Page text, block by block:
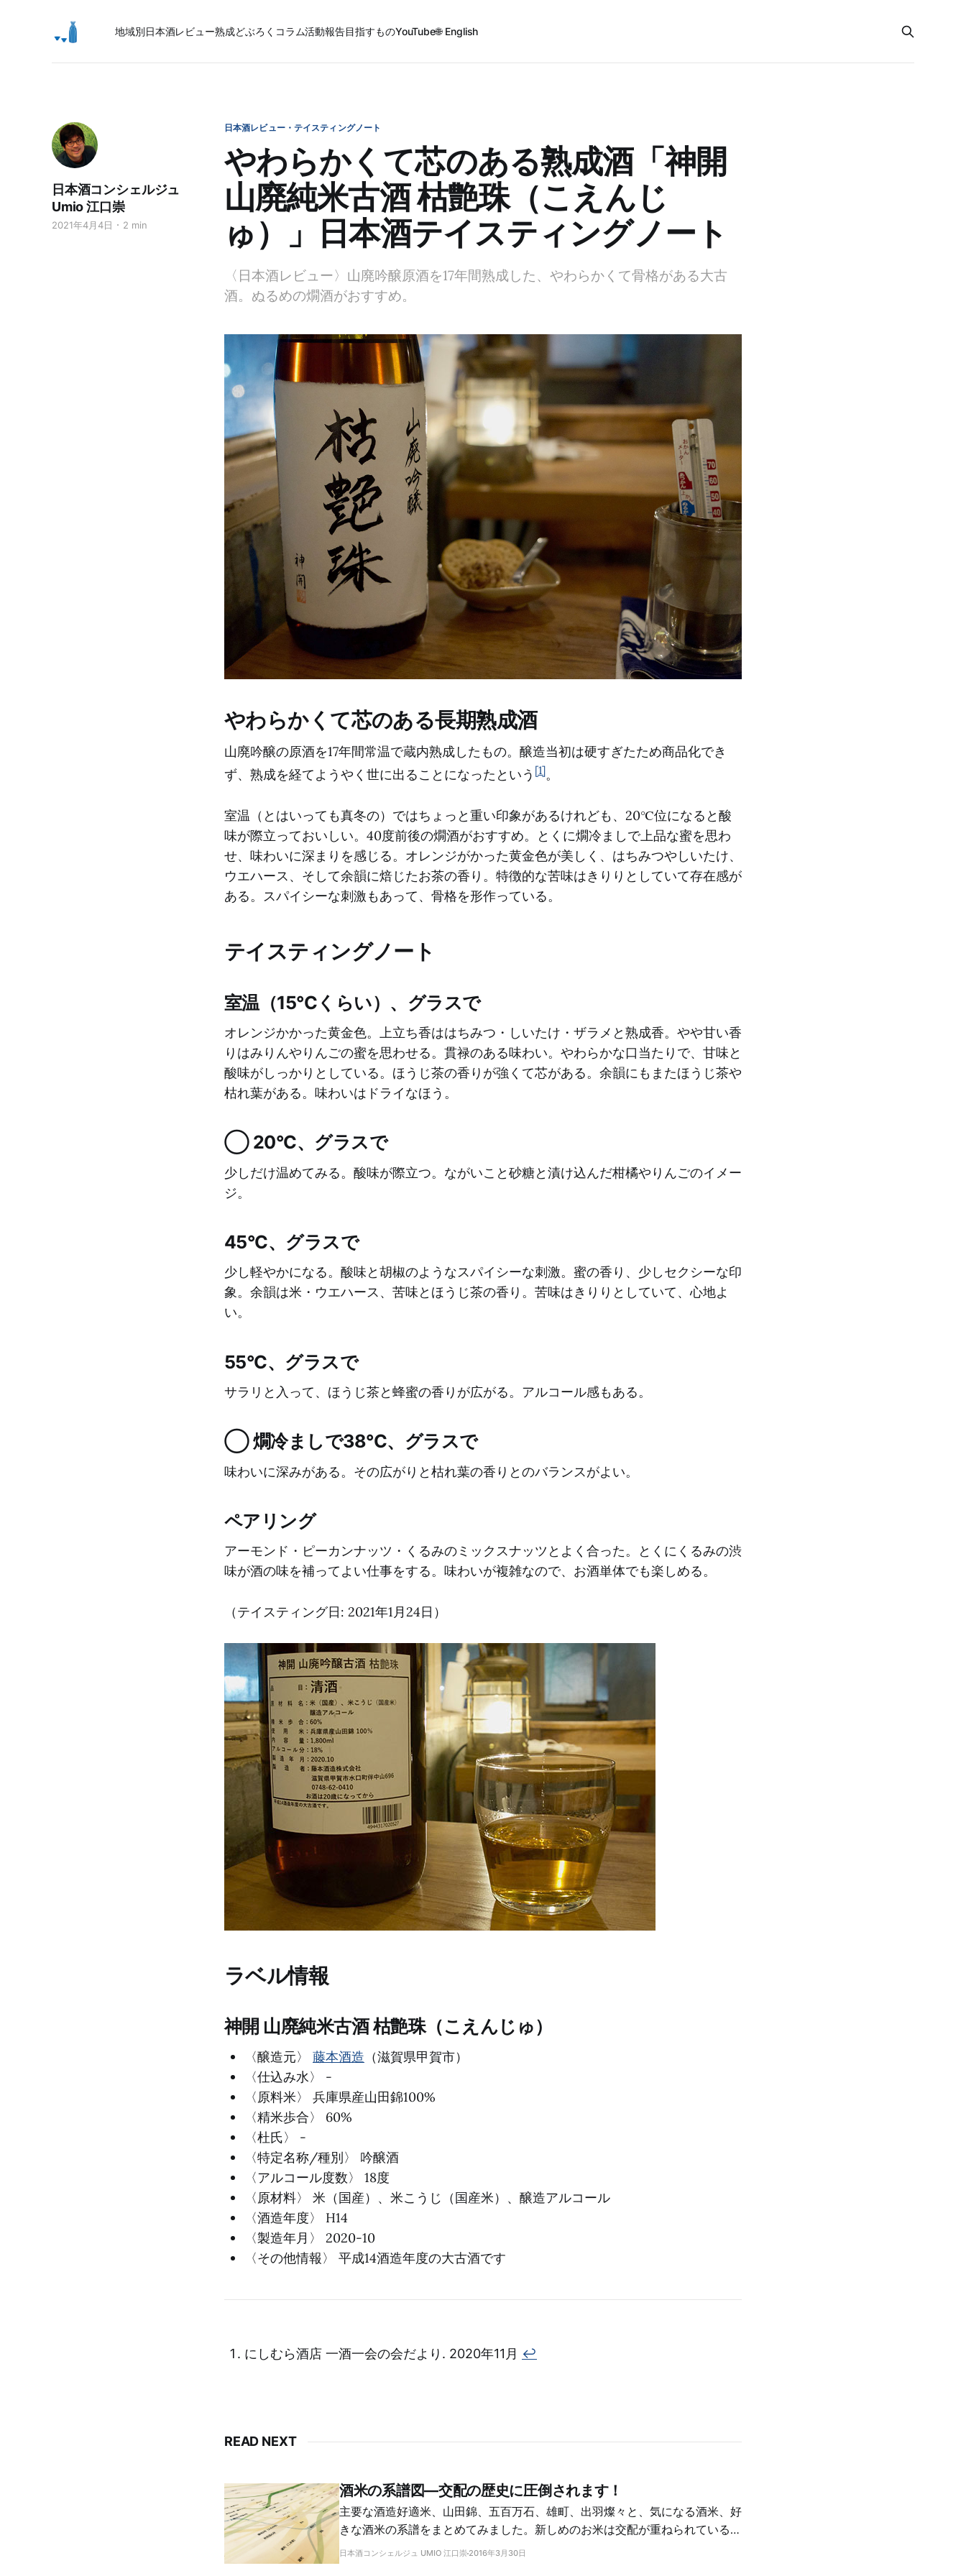
地域別日本酒レビュー熟成どぶろく コラム活動報告目指すものYouTube🌐 English
日本酒レビュー・テイスティングノート
やわらかくて芯のある熟成酒「神開
山廃純米古酒 枯艶珠（こえんじ
ゅ）」日本酒テイスティングノート
日本酒コンシェルジュ
Umio 江口崇
2021年4月4日 2 min
〈日本酒レビュー〉山廃吟醸原酒を17年間熟成した、やわらかくて骨格がある大古
酒。ぬるめの燗酒がおすすめ。
やわらかくて芯のある長期熟成酒
山廃吟醸の原酒を17年間常温で蔵内熟成したもの。醸造当初は硬すぎたため商品化でき
ず、熟成を経てようやく世に出ることになったという [1]。
室温（とはいっても真冬の）ではちょっと重い印象があるけれども、20℃位になると酸
味が際立っておいしい。40度前後の燗酒がおすすめ。とくに燗冷ましで上品な蜜を思わ
せ、味わいに深まりを感じる。オレンジがかった黄金色が美しく、はちみつやしいたけ、
ウエハース、そして余韻に焙じたお茶の香り。特徴的な苦味はきりりとしていて存在感が
ある。スパイシーな刺激もあって、骨格を形作っている。
テイスティングノート
室温（15°Cくらい）、グラスで
オレンジかかった黄金色。上立ち香ははちみつ・しいたけ・ザラメと熟成香。やや甘い香
りはみりんやりんごの蜜を思わせる。貫禄のある味わい。やわらかな口当たりで、甘味と
酸味がしっかりとしている。ほうじ茶の香りが強くて芯がある。余韻にもまたほうじ茶や
枯れ葉がある。味わいはドライなほう。
◯ 20°C、グラスで
少しだけ温めてみる。酸味が際立つ。ながいこと砂糖と漬け込んだ柑橘やりんごのイメー
ジ。
45°C、グラスで
少し軽やかになる。酸味と胡椒のようなスパイシーな刺激。蜜の香り、少しセクシーな印
象。余韻は米・ウエハース、苦味とほうじ茶の香り。苦味はきりりとしていて、心地よ
い。
55°C、グラスで
サラリと入って、ほうじ茶と蜂蜜の香りが広がる。アルコール感もある。
◯ 燗冷ましで38°C、グラスで
味わいに深みがある。その広がりと枯れ葉の香りとのバランスがよい。
ペアリング
アーモンド・ピーカンナッツ・くるみのミックスナッツとよく合った。とくにくるみの渋
味が酒の味を補ってよい仕事をする。味わいが複雑なので、お酒単体でも楽しめる。
（テイスティング日: 2021年1月24日）
ラベル情報
神開 山廃純米古酒 枯艶珠（こえんじゅ）
〈醸造元〉 藤本酒造 （滋賀県甲賀市）
〈仕込み水〉 -
〈原料米〉 兵庫県産山田錦100%
〈精米歩合〉 60%
〈杜氏〉 -
〈特定名称/種別〉 吟醸酒
〈アルコール度数〉 18度
〈原材料〉 米（国産）、米こうじ（国産米）、醸造アルコール
〈酒造年度〉 H14
〈製造年月〉 2020-10
〈その他情報〉 平成14酒造年度の大古酒です
にしむら酒店 一酒一会の会だより. 2020年11月 ↩︎
READ NEXT
酒米の系譜図―交配の歴史に圧倒されます！
主要な酒造好適米、山田錦、五百万石、雄町、出羽燦々と、気になる酒米、好
きな酒米の系譜をまとめてみました。新しめのお米は交配が重ねられているの
がわかります。意外なルーツもわかって楽しい！
日本酒コンシェルジュ UMIO 江口崇 2016年3月30日